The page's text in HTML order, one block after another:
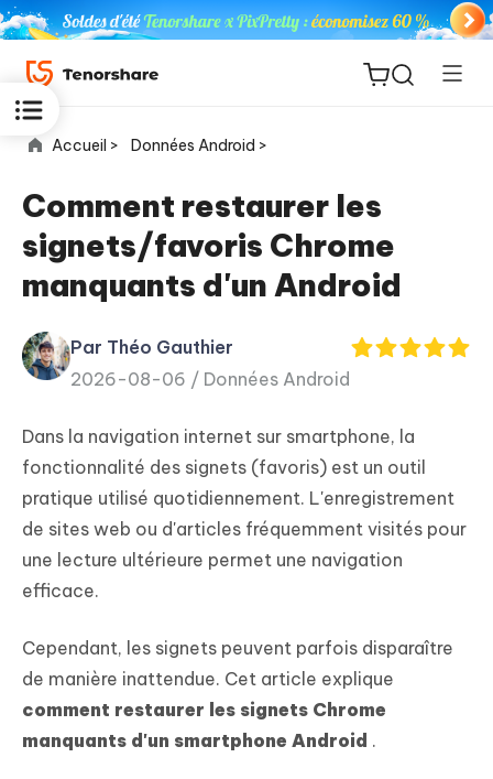
ReiBoot
for iOS
PDNob
PDF
New
iAnyGo
Accueil > Données Android >
Comment restaurer les
signets/favoris Chrome
manquants d'un Android
Par Théo Gauthier
2026-08-06 / Données Android
Dans la navigation internet sur smartphone, la
fonctionnalité des signets (favoris) est un outil
pratique utilisé quotidiennement. L'enregistrement
de sites web ou d'articles fréquemment visités pour
une lecture ultérieure permet une navigation
efficace.
Cependant, les signets peuvent parfois disparaître
de manière inattendue. Cet article explique
comment restaurer les signets Chrome
manquants d'un smartphone Android .